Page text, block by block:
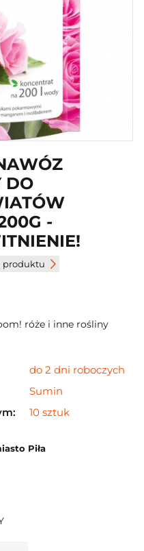
DO
-
produktu
róże i inne rośliny
do 2 dni roboczych
Sumin
10 sztuk
Piła